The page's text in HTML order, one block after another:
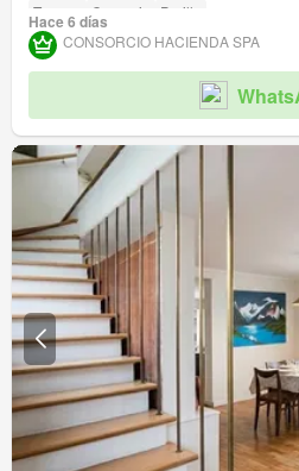
Terraza
Conserje Parilla
Hace 6 días
CONSORCIO HACIENDA SPA